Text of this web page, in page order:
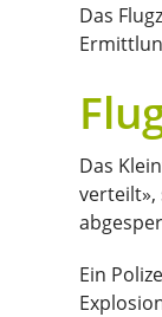
Das
Das
verteilt»,
Ein